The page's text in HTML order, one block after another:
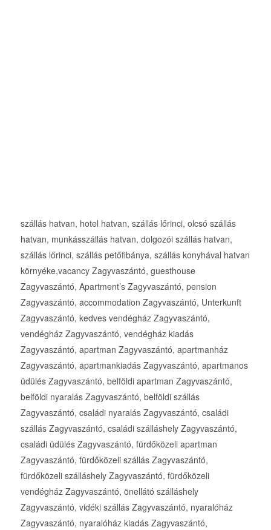
szállás hatvan, hotel hatvan, szállás lőrinci, olcsó szállás
hatvan, munkásszállás hatvan, dolgozói szállás hatvan,
szállás lőrinci, szállás petőfibánya, szállás konyhával hatvan
környéke,vacancy Zagyvaszántó, guesthouse
Zagyvaszántó, Apartment’s Zagyvaszántó, pension
Zagyvaszántó, accommodation Zagyvaszántó, Unterkunft
Zagyvaszántó, kedves vendégház Zagyvaszántó,
vendégház Zagyvaszántó, vendégház kiadás
Zagyvaszántó, apartman Zagyvaszántó, apartmanház
Zagyvaszántó, apartmankiadás Zagyvaszántó, apartmanos
üdülés Zagyvaszántó, belföldi apartman Zagyvaszántó,
belföldi nyaralás Zagyvaszántó, belföldi szállás
Zagyvaszántó, családi nyaralás Zagyvaszántó, családi
szállás Zagyvaszántó, családi szálláshely Zagyvaszántó,
családi üdülés Zagyvaszántó, fürdőközeli apartman
Zagyvaszántó, fürdőközeli szállás Zagyvaszántó,
fürdőközeli szálláshely Zagyvaszántó, fürdőközeli
vendégház Zagyvaszántó, önellátó szálláshely
Zagyvaszántó, vidéki szállás Zagyvaszántó, nyaralóház
Zagyvaszántó, nyaralóház kiadás Zagyvaszántó,